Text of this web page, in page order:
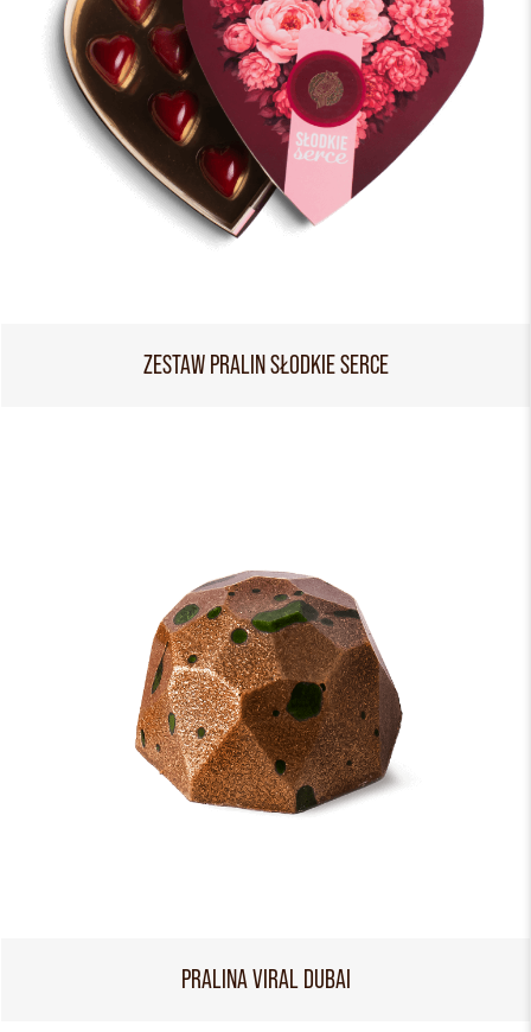
ZESTAW PRALIN SŁODKIE SERCE
PRALINA VIRAL DUBAI